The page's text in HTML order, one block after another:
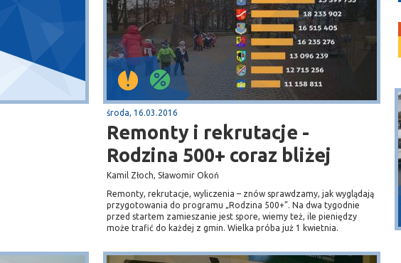
środa, 16.03.2016
Remonty i rekrutacje -
Rodzina 500+ coraz bliżej
Kamil Złoch, Sławomir Okoń
Remonty, rekrutacje, wyliczenia – znów sprawdzamy, jak wyglądają
przygotowania do programu „Rodzina 500+”. Na dwa tygodnie
przed startem zamieszanie jest spore, wiemy też, ile pieniędzy
może trafić do każdej z gmin. Wielka próba już 1 kwietnia.
Puck
Przystań, molo